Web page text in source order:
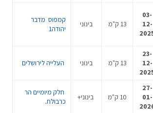
03-
12-
13 ק"מ בינוני
קמפוס מדבר
יהודה1
23-
12-
13 ק"מ בינוני העלייה לירושלים
27-
01-
10 ק"מ בינוני+
חלק מיומיים הר
כרבולת.